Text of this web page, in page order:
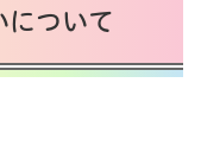
について